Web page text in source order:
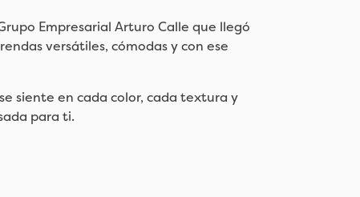
Empresarial Arturo Calle que llegó
versátiles, cómodas y con ese
siente en cada color, cada textura y
para ti.